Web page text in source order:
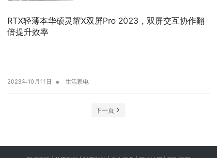
RTX轻薄本华硕灵耀X双屏Pro 2023，双屏交互协作翻
倍提升效率
2023年10月11日 • 生活家电
下一页